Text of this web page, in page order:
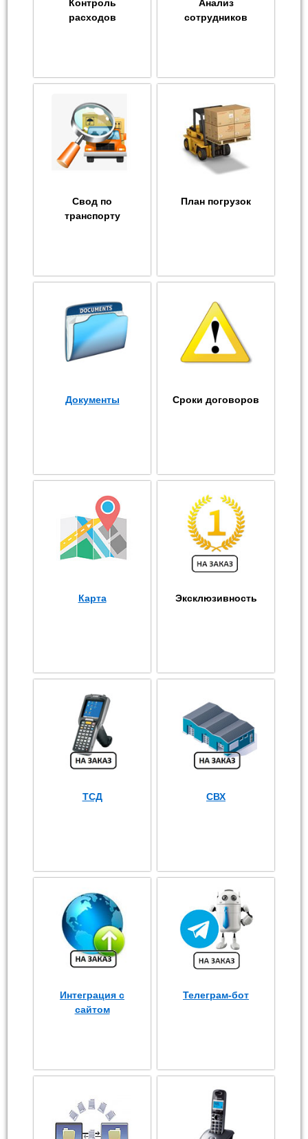
Контроль
расходов
Анализ
сотрудников
Свод по
транспорту
План погрузок
Документы Сроки договоров
Карта Эксклюзивность
ТСД СВХ
Интеграция с
сайтом
Телеграм-бот